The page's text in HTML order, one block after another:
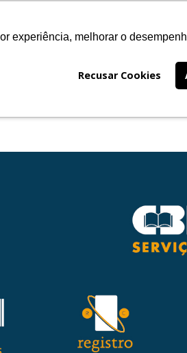
experiência, melhorar o
Recusar Cookies